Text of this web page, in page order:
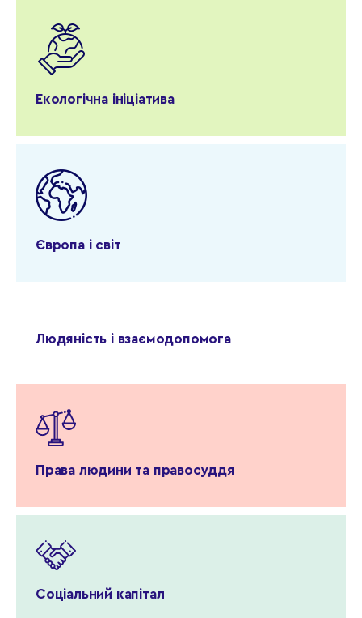
Екологічна ініціатива
Європа і світ
Людяність і взаємодопомога
Права людини та правосуддя
Соціальний капітал